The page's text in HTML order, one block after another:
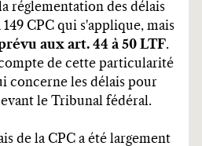
réglementation des délais
149 CPC qui s'applique, mais
aux art. 44 à 50 LTF.
de cette particularité
concerne les délais pour
le Tribunal fédéral.
de la CPC a été largement